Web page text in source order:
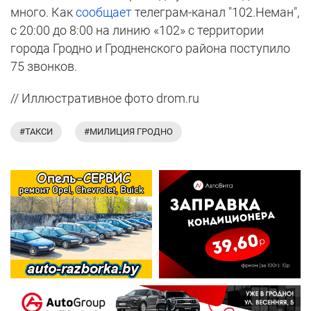
много. Каксообщаеттелеграм-канал "102.Неман",
с 20:00 до 8:00 на линию «102» с территории
города Гродно и Гродненского района поступило
75 звонков.
// Иллюстративное фото drom.ru
#ТАКСИ #МИЛИЦИЯ ГРОДНО